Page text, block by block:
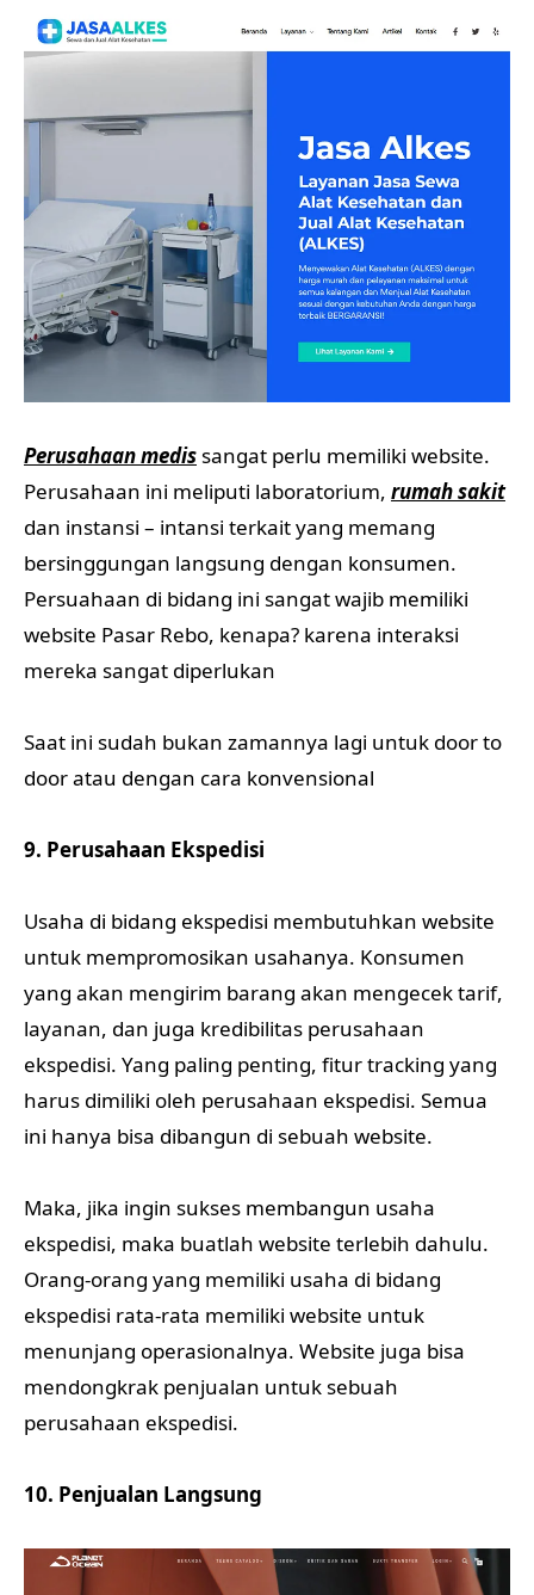
Perusahaan medissangat perlu memiliki website.
Perusahaan ini meliputi laboratorium, rumah sakit
dan instansi – intansi terkait yang memang
bersinggungan langsung dengan konsumen.
Persuahaan di bidang ini sangat wajib memiliki
website Pasar Rebo, kenapa? karena interaksi
mereka sangat diperlukan
Saat ini sudah bukan zamannya lagi untuk door to
door atau dengan cara konvensional
9. Perusahaan Ekspedisi
Usaha di bidang ekspedisi membutuhkan website
untuk mempromosikan usahanya. Konsumen
yang akan mengirim barang akan mengecek tarif,
layanan, dan juga kredibilitas perusahaan
ekspedisi. Yang paling penting, fitur tracking yang
harus dimiliki oleh perusahaan ekspedisi. Semua
ini hanya bisa dibangun di sebuah website.
Maka, jika ingin sukses membangun usaha
ekspedisi, maka buatlah website terlebih dahulu.
Orang-orang yang memiliki usaha di bidang
ekspedisi rata-rata memiliki website untuk
menunjang operasionalnya. Website juga bisa
mendongkrak penjualan untuk sebuah
perusahaan ekspedisi.
10. Penjualan Langsung